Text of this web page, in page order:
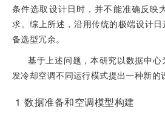
条件选取设计日时，并不能准确反映
求。综上所述，沿用传统的极端设计
备选型冗余。
基于上述问题，本研究以数据中
发冷却空调不同运行模式提出一种新的
1 数据准备和空调模型构建